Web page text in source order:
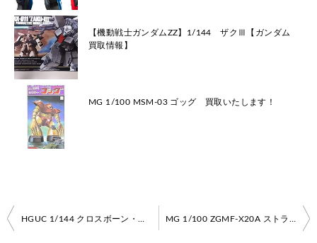
【機動戦士ガンダムΖΖ】1/144 ザクⅢ【ガンダム
買取情報】
MG 1/100 MSM-03 ゴッグ 買取いたします！
投
HGUC 1/144 クロスボーン・ガンダムX1改 ガンプラ高価買取いたします！ MG 1/100 ZGMF-X20A ストライクフリーダムガンダム 買取はホワイトファングへ！